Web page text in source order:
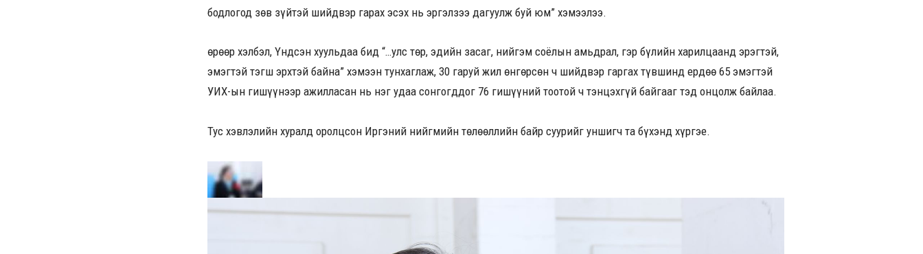
бодлогод зөв зүйтэй шийдвэр гарах эсэх нь эргэлзээ дагуулж буй юм” хэмээлээ.
Өөрөөр хэлбэл, Үндсэн хуульдаа бид “…улс төр, эдийн засаг, нийгэм соёлын амьдрал, гэр бүлийн харилцаанд эрэгтэй,
эмэгтэй тэгш эрхтэй байна” хэмээн тунхаглаж, 30 гаруй жил өнгөрсөн ч шийдвэр гаргах түвшинд ердөө 65 эмэгтэй
УИХ-ын гишүүнээр ажилласан нь нэг удаа сонгогддог 76 гишүүний тоотой ч тэнцэхгүй байгааг тэд онцолж байлаа.
Тус хэвлэлийн хуралд оролцсон Иргэний нийгмийн төлөөллийн байр суурийг уншигч та бүхэнд хүргэе.